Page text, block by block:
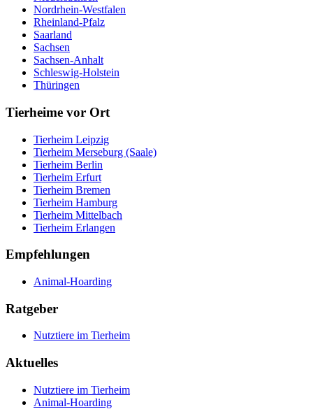
Nordrhein-Westfalen
Rheinland-Pfalz
Saarland
Sachsen
Sachsen-Anhalt
Schleswig-Holstein
Thüringen
Tierheime vor Ort
Tierheim Leipzig
Tierheim Merseburg (Saale)
Tierheim Berlin
Tierheim Erfurt
Tierheim Bremen
Tierheim Hamburg
Tierheim Mittelbach
Tierheim Erlangen
Empfehlungen
Animal-Hoarding
Ratgeber
Nutztiere im Tierheim
Aktuelles
Nutztiere im Tierheim
Animal-Hoarding